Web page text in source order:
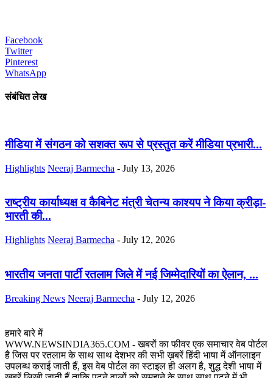
Facebook
Twitter
Pinterest
WhatsApp
संबंधित लेख
मीडिया में संगठन को सशक्त रूप से प्रस्तुत करें मीडिया प्रभारी...
Highlights Neeraj Barmecha - July 13, 2026
राष्ट्रीय कार्याध्यक्ष व कैबिनेट मंत्री चेतन्य काश्यप ने किया क्रीड़ा-
भारती की...
Highlights Neeraj Barmecha - July 12, 2026
भारतीय जनता पार्टी रतलाम जिले में नई जिम्मेदारियों का ऐलान, ...
Breaking News Neeraj Barmecha - July 12, 2026
हमारे बारे में
WWW.NEWSINDIA365.COM - खबरों का फीवर एक समाचार वेब पोर्टल
है जिस पर रतलाम के साथ साथ देशभर की सभी ख़बरें हिंदी भाषा में ऑनलाइन
उपलब्ध कराई जाती हैं, इस वेब पोर्टल का स्टाइल ही अलग है, शुद्ध देशी भाषा में